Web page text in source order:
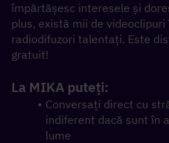
împărtășesc interesele și
plus, există mii de
radiodifuzori talentați. Este
gratuit!
La MIKA puteți:
Conversați direct cu
indiferent dacă sunt în
lume